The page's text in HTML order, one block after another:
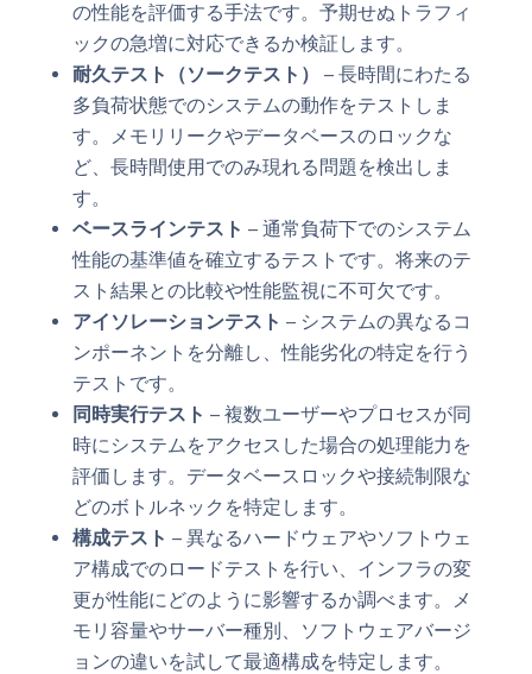
の性能を評価する手法です。予期せぬトラフィ
ックの急増に対応できるか検証します。
耐久テスト（ソークテスト）
– 長時間にわたる
多負荷状態でのシステムの動作をテストしま
す。メモリリークやデータベースのロックな
ど、長時間使用でのみ現れる問題を検出しま
す。
ベースラインテスト – 通常負荷下でのシステム
性能の基準値を確立するテストです。将来のテ
スト結果との比較や性能監視に不可欠です。
アイソレーションテスト – システムの異なるコ
ンポーネントを分離し、性能劣化の特定を行う
テストです。
同時実行テスト – 複数ユーザーやプロセスが同
時にシステムをアクセスした場合の処理能力を
評価します。データベースロックや接続制限な
どのボトルネックを特定します。
構成テスト – 異なるハードウェアやソフトウェ
ア構成でのロードテストを行い、インフラの変
更が性能にどのように影響するか調べます。メ
モリ容量やサーバー種別、ソフトウェアバージ
ョンの違いを試して最適構成を特定します。